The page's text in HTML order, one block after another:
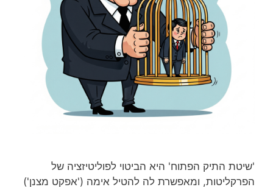
'שיטת התיק הפתוח' היא הביטוי לפוליטיזציה של
הפרקליטות, ומאפשרת לה להטיל אימה ('אפקט מצנן')